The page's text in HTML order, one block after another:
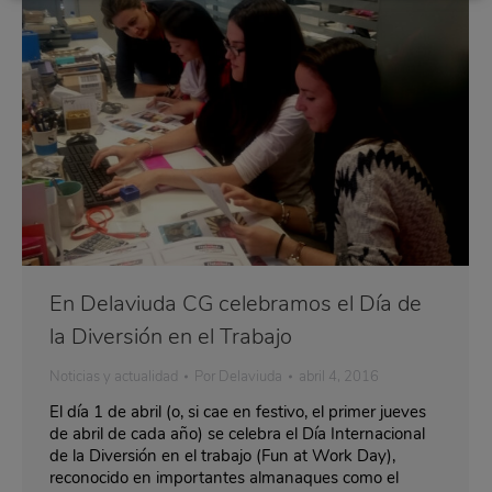
En Delaviuda CG celebramos el Día de
la Diversión en el Trabajo
Noticias y actualidad Por Delaviuda abril 4, 2016
El día 1 de abril (o, si cae en festivo, el primer jueves
de abril de cada año) se celebra el Día Internacional
de la Diversión en el trabajo (Fun at Work Day),
reconocido en importantes almanaques como el